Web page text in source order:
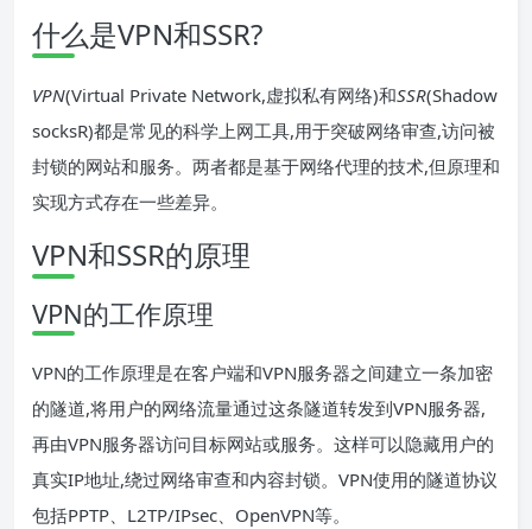
什么是VPN和SSR?
VPN(Virtual Private Network,虚拟私有网络)和SSR(Shadow
socksR)都是常见的科学上网工具,用于突破网络审查,访问被
封锁的网站和服务。两者都是基于网络代理的技术,但原理和
实现方式存在一些差异。
VPN和SSR的原理
VPN的工作原理
VPN的工作原理是在客户端和VPN服务器之间建立一条加密
的隧道,将用户的网络流量通过这条隧道转发到VPN服务器,
再由VPN服务器访问目标网站或服务。这样可以隐藏用户的
真实IP地址,绕过网络审查和内容封锁。VPN使用的隧道协议
包括PPTP、L2TP/IPsec、OpenVPN等。